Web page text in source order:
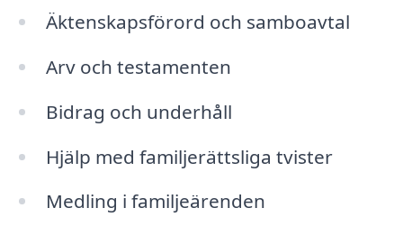
Äktenskapsförord och samboavtal
Arv och testamenten
Bidrag och underhåll
Hjälp med familjerättsliga tvister
Medling i familjeärenden